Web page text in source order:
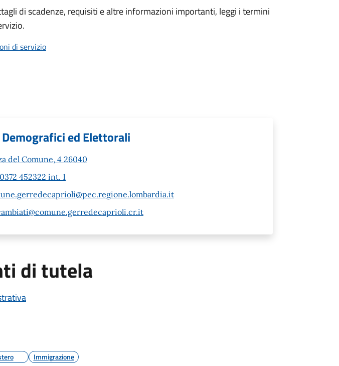
di scadenze, requisiti e altre informazioni importanti, leggi i termini
di servizio
ed Elettorali
del Comune, 4 26040
452322 int. 1
di tutela
Immigrazione